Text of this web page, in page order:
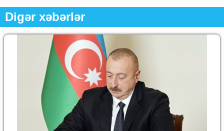
Digər xəbərlər